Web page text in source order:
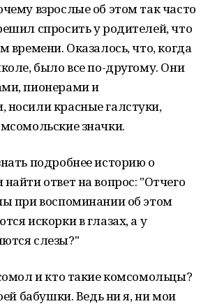
взрослые об этом так часто
спросить у родителей, что
времени. Оказалось, что, когда
было все по-другому. Они
пионерами и
красные галстуки,
значки.
подробнее историю о
ответ на вопрос: "Отчего
при воспоминании об этом
искорки в глазах, а у
слезы?"
и кто такие комсомольцы?
бабушки. Ведь ни я, ни мои